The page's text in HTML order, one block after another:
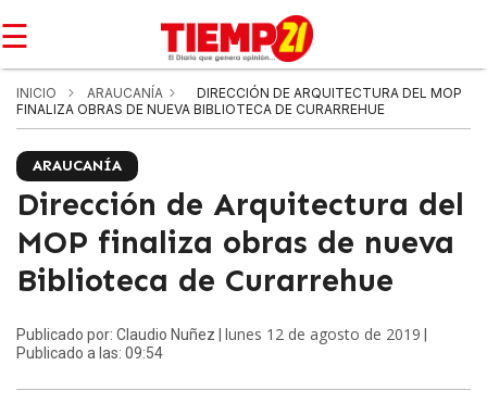
☰
INICIO ARAUCANÍA
DIRECCIÓN DE ARQUITECTURA DEL MOP
FINALIZA OBRAS DE NUEVA BIBLIOTECA DE CURARREHUE
ARAUCANÍA
Dirección de Arquitectura del
MOP finaliza obras de nueva
Biblioteca de Curarrehue
Publicado por: Claudio Nuñez | lunes 12 de agosto de 2019
Publicado a las: 09:54